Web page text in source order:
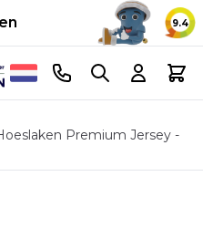
9.4
Telefoonnummer
Search Cart
Premium Jersey -